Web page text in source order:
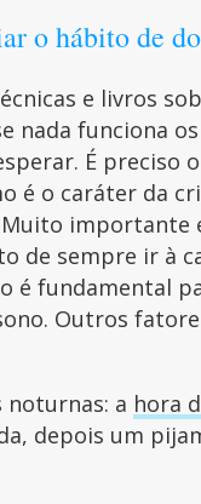
o hábito de
e livros
nada funciona
É preciso
é o caráter da
Muito importante
de sempre ir à
é fundamental
Outros
noturnas: a hora
depois um